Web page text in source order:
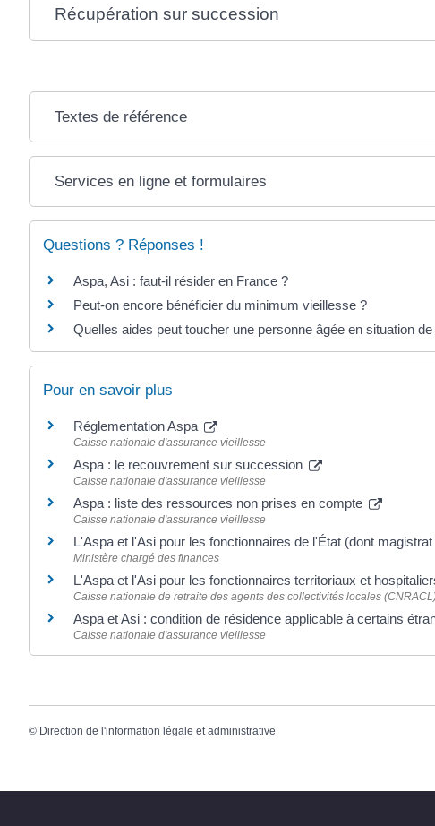
Récupération sur succession
Textes de référence
Services en ligne et formulaires
Questions ? Réponses !
Aspa, Asi : faut-il résider en France ?
Peut-on encore bénéficier du minimum vieillesse ?
Quelles aides peut toucher une personne âgée en situation
Pour en savoir plus
Réglementation Aspa
Caisse nationale d'assurance vieillesse
Aspa : le recouvrement sur succession
Caisse nationale d'assurance vieillesse
Aspa : liste des ressources non prises en compte
Caisse nationale d'assurance vieillesse
L'Aspa et l'Asi pour les fonctionnaires de l'État (dont magistrat
Ministère chargé des finances
L'Aspa et l'Asi pour les fonctionnaires territoriaux et
Caisse nationale de retraite des agents des collectivités locales
Aspa et Asi : condition de résidence applicable à certains
Caisse nationale d'assurance vieillesse
© Direction de l'information légale et administrative